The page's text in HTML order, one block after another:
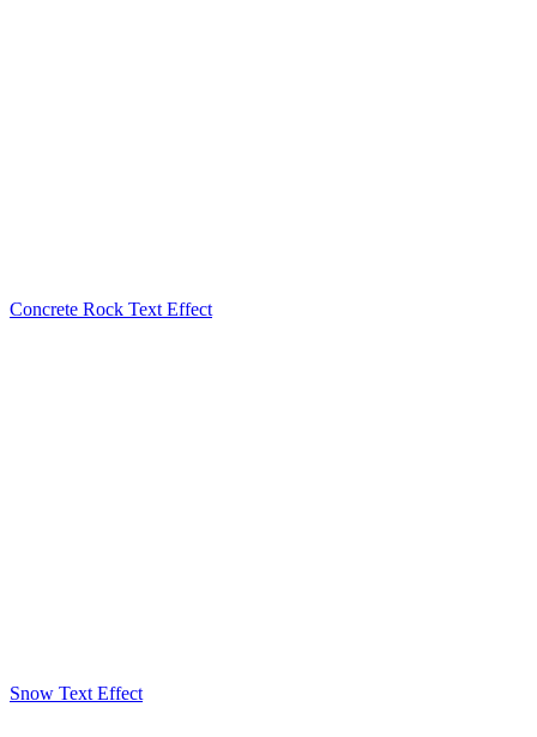
Concrete Rock Text Effect
Snow Text Effect